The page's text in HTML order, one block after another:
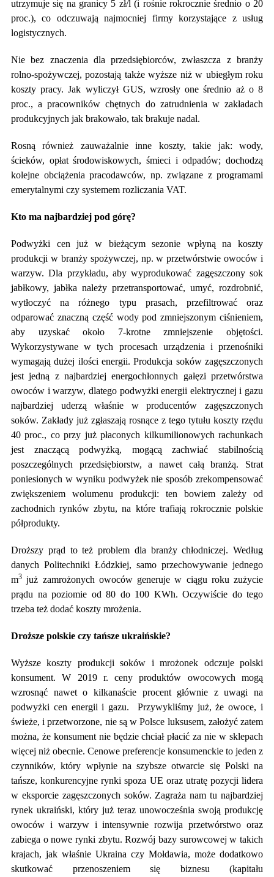
utrzymuje się na granicy 5 zł/l (i rośnie rokrocznie średnio o 20
proc.), co odczuwają najmocniej firmy korzystające z usług
logistycznych.
Nie bez znaczenia dla przedsiębiorców, zwłaszcza z branży
rolno-spożywczej, pozostają także wyższe niż w ubiegłym roku
koszty pracy. Jak wyliczył GUS, wzrosły one średnio aż o 8
proc., a pracowników chętnych do zatrudnienia w zakładach
produkcyjnych jak brakowało, tak brakuje nadal.
Rosną również zauważalnie inne koszty, takie jak: wody,
ścieków, opłat środowiskowych, śmieci i odpadów; dochodzą
kolejne obciążenia pracodawców, np. związane z programami
emerytalnymi czy systemem rozliczania VAT.
Kto ma najbardziej pod górę?
Podwyżki cen już w bieżącym sezonie wpłyną na koszty
produkcji w branży spożywczej, np. w przetwórstwie owoców i
warzyw. Dla przykładu, aby wyprodukować zagęszczony sok
jabłkowy, jabłka należy przetransportować, umyć, rozdrobnić,
wytłoczyć na różnego typu prasach, przefiltrować oraz
odparować znaczną część wody pod zmniejszonym ciśnieniem,
aby uzyskać około 7-krotne zmniejszenie objętości.
Wykorzystywane w tych procesach urządzenia i przenośniki
wymagają dużej ilości energii. Produkcja soków zagęszczonych
jest jedną z najbardziej energochłonnych gałęzi przetwórstwa
owoców i warzyw, dlatego podwyżki energii elektrycznej i gazu
najbardziej uderzą właśnie w producentów zagęszczonych
soków. Zakłady już zgłaszają rosnące z tego tytułu koszty rzędu
40 proc., co przy już płaconych kilkumilionowych rachunkach
jest znaczącą podwyżką, mogącą zachwiać stabilnością
poszczególnych przedsiębiorstw, a nawet całą branżą. Strat
poniesionych w wyniku podwyżek nie sposób zrekompensować
zwiększeniem wolumenu produkcji: ten bowiem zależy od
zachodnich rynków zbytu, na które trafiają rokrocznie polskie
półprodukty.
Droższy prąd to też problem dla branży chłodniczej. Według
danych Politechniki Łódzkiej, samo przechowywanie jednego
m3 już zamrożonych owoców generuje w ciągu roku zużycie
prądu na poziomie od 80 do 100 KWh. Oczywiście do tego
trzeba też dodać koszty mrożenia.
Droższe polskie czy tańsze ukraińskie?
Wyższe koszty produkcji soków i mrożonek odczuje polski
konsument. W 2019 r. ceny produktów owocowych mogą
wzrosnąć nawet o kilkanaście procent głównie z uwagi na
podwyżki cen energii i gazu. Przywykliśmy już, że owoce, i
świeże, i przetworzone, nie są w Polsce luksusem, założyć zatem
można, że konsument nie będzie chciał płacić za nie w sklepach
więcej niż obecnie. Cenowe preferencje konsumenckie to jeden z
czynników, który wpłynie na szybsze otwarcie się Polski na
tańsze, konkurencyjne rynki spoza UE oraz utratę pozycji lidera
w eksporcie zagęszczonych soków. Zagraża nam tu najbardziej
rynek ukraiński, który już teraz unowocześnia swoją produkcję
owoców i warzyw i intensywnie rozwija przetwórstwo oraz
zabiega o nowe rynki zbytu. Rozwój bazy surowcowej w takich
krajach, jak właśnie Ukraina czy Mołdawia, może dodatkowo
skutkować przenoszeniem się biznesu (kapitału